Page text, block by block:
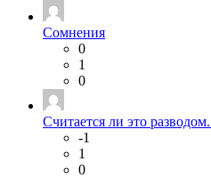
Сомнения
0
1
0
Считается ли это
-1
1
0